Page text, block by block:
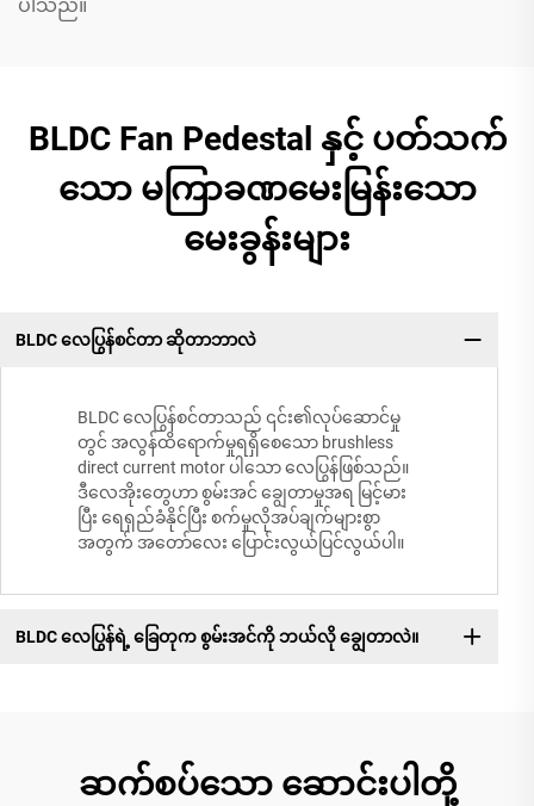
ပါသည်။
BLDC Fan Pedestal နှင့် ပတ်သက်
သော မကြာခဏမေးမြန်းသော
မေးခွန်းများ
BLDC လေပြွန်စင်တာ ဆိုတာဘာလဲ
BLDC လေပြွန်စင်တာသည် ၎င်း၏လုပ်ဆောင်မှု
တွင် အလွန်ထိရောက်မှုရရှိစေသော brushless
direct current motor ပါသော လေပြွန်ဖြစ်သည်။
ဒီလေအိုးတွေဟာ စွမ်းအင် ချွေတာမှုအရ မြင့်မား
ပြီး ရေရှည်ခံနိုင်ပြီး စက်မှုလိုအပ်ချက်များစွာ
အတွက် အတော်လေး ပြောင်းလွယ်ပြင်လွယ်ပါ။
BLDC လေပြွန်ရဲ့ ခြေတုက စွမ်းအင်ကို ဘယ်လို ချွေတာလဲ။
ဆက်စပ်သော ဆောင်းပါတို့